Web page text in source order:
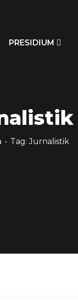
PRESIDIUM
Tag: Jurnalistik